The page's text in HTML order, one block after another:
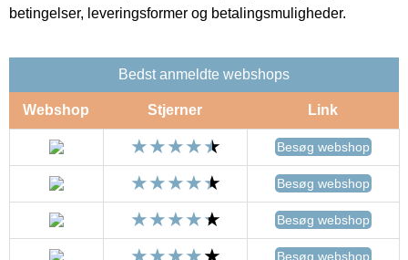
betingelser, leveringsformer og betalingsmuligheder.
Bedst anmeldte webshops
Webshop Stjerner Link
Besøg webshop
Besøg webshop
Besøg webshop
Besøg webshop